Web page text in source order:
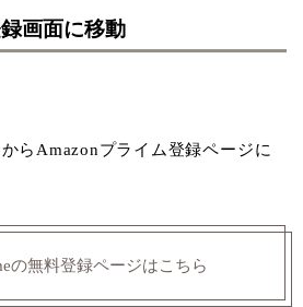
画面に移動
らAmazonプライム登録ページに
の無料登録ページはこちら